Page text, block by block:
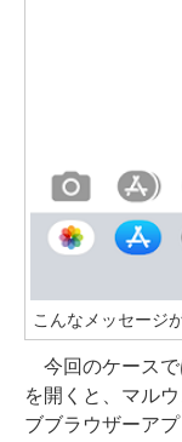
こんなメッセージ
今回のケースで
を開くと、マル
ブブラウザーア